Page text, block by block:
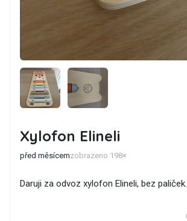
Xylofon Elineli
před měsícemzobrazeno 198×
Daruji za odvoz xylofon Elineli, bez paliček.